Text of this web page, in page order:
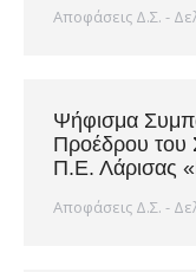
Αποφάσεις Δ.Σ. -
Ψήφισμα
Προέδρου του
Π.Ε.
Αποφάσεις Δ.Σ. -